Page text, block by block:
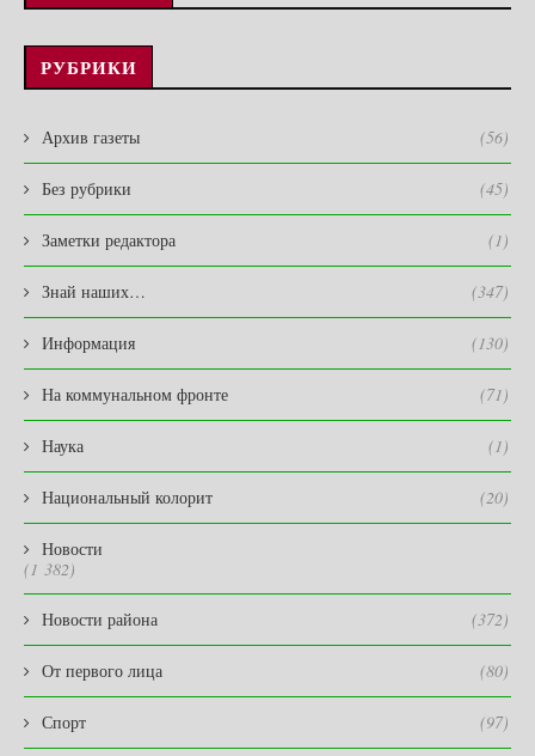
РУБРИКИ
Архив газеты (56)
Без рубрики (45)
Заметки редактора (1)
Знай наших… (347)
Информация (130)
На коммунальном фронте (71)
Наука (1)
Национальный колорит (20)
Новости
(1 382)
Новости района (372)
От первого лица (80)
Спорт (97)